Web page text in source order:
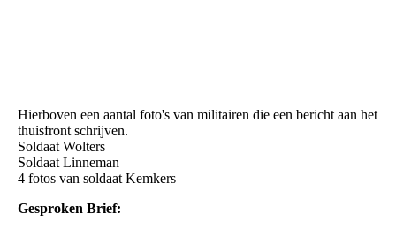
Hierboven een aantal foto's van militairen die een bericht aan het
thuisfront schrijven.
Soldaat Wolters
Soldaat Linneman
4 fotos van soldaat Kemkers
Gesproken Brief: